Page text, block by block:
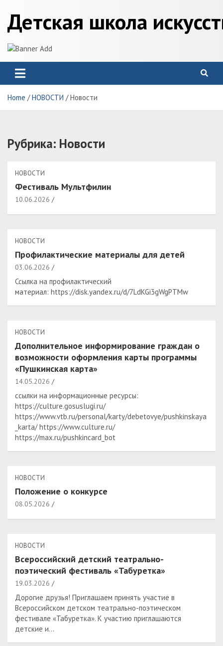
content
Детская школа
Home НОВОСТИ Новости
Рубрика: Новости
НОВОСТИ
Фестиваль Мультфилин
10.06.2026
НОВОСТИ
Профилактические материалы для детей
03.06.2026
Ссылка на профилактический
материал: https://disk.yandex.ru/d/7LdKGi3gWgPTMw
НОВОСТИ
Дополнительное информирование граждан о
возможности оформления карты программы
«Пушкинская карта»
14.05.2026
ссылки на информационные ресурсы:
https://culture.gosuslugi.ru/
https://www.vtb.ru/personal/karty/debetovye/pushkinskaya
_karta/ https://www.culture.ru/​​​​​​​
https://max.ru/pushkincard_bot​​​​​​​
НОВОСТИ
Положение о конкурсе
08.05.2026
НОВОСТИ
Всероссийский детский театрально-
поэтический фестиваль «Табуретка»
19.03.2026
Дорогие друзья! Приглашаем принять участие в
Всероссийском детском театрально-поэтическом
фестивале «Табуретка». К участию приглашаются
детские и…